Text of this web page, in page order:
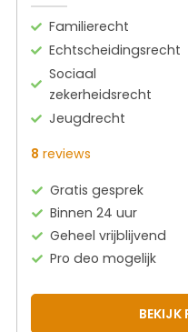
Familierecht
Echtscheidingsrecht
Sociaal
zekerheidsrecht
Jeugdrecht
8 reviews
Gratis gesprek
Binnen 24 uur
Geheel vrijblijvend
Pro deo mogelijk
BEKIJK